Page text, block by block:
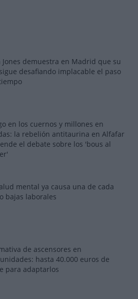
Jones demuestra en Madrid que su
desafiando implacable el paso
en los cuernos y millones en
la rebelión antitaurina en Alfafar
el debate sobre los 'bous al
mental ya causa una de cada
bajas laborales
de ascensores en
hasta 40.000 euros de
para adaptarlos